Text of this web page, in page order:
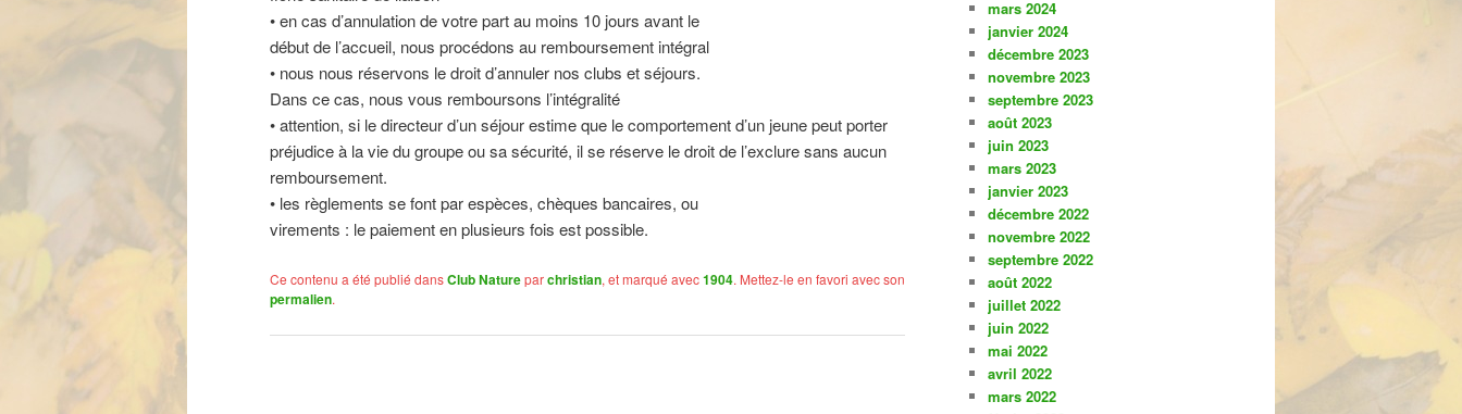
• en cas d’annulation de votre part au moins 10 jours avant le
début de l’accueil, nous procédons au remboursement intégral
• nous nous réservons le droit d’annuler nos clubs et séjours.
Dans ce cas, nous vous remboursons l’intégralité
• attention, si le directeur d’un séjour estime que le comportement d’un jeune peut porter
préjudice à la vie du groupe ou sa sécurité, il se réserve le droit de l’exclure sans aucun
remboursement.
• les règlements se font par espèces, chèques bancaires, ou
virements : le paiement en plusieurs fois est possible.
Ce contenu a été publié dansClub Natureparchristian, et marqué avec1904. Mettez-le en favori avec son
permalien.
mars 2024
janvier 2024
décembre 2023
novembre 2023
septembre 2023
août 2023
juin 2023
mars 2023
janvier 2023
décembre 2022
novembre 2022
septembre 2022
août 2022
juillet 2022
juin 2022
mai 2022
avril 2022
mars 2022